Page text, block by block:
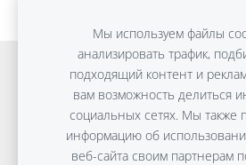
Онлайн обучение
ПЛОСКИЙ ЖИВОТ без диет
Путешествия
Мы используем файлы
анализировать трафик,
подходящий контент и
вам возможность делиться
социальных сетях. Мы также
информацию об
веб-сайта своим партнерам